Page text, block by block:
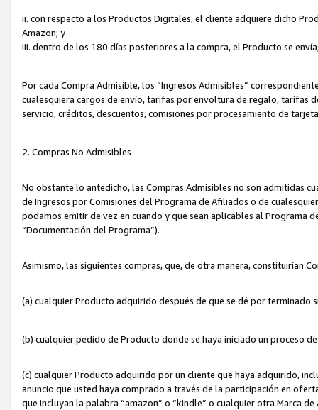
ii. con respecto a los Productos Digitales, el cliente adquiere dicho
Amazon; y
iii. dentro de los 180 días posteriores a la compra, el Producto se
Por cada Compra Admisible, los “Ingresos Admisibles”
cualesquiera cargos de envío, tarifas por envoltura de regalo, tarifas
servicio, créditos, descuentos, comisiones por procesamiento de
2. Compras No Admisibles
No obstante lo antedicho, las Compras Admisibles no son admitidas
de Ingresos por Comisiones del Programa de Afiliados o de
podamos emitir de vez en cuando y que sean aplicables al Programa
“Documentación del Programa”).
Asimismo, las siguientes compras, que, de otra manera, constituirían
(a) cualquier Producto adquirido después de que se dé por terminado
(b) cualquier pedido de Producto donde se haya iniciado un proceso
(c) cualquier Producto adquirido por un cliente que haya adquirido,
anuncio que usted haya comprado a través de la participación en
que incluyan la palabra “amazon” o “kindle” o cualquier otra Marca